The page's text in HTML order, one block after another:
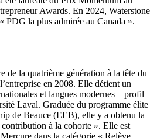
Awards. En 2024, Waterstone
PDG la plus admirée au Canada ».
de la quatrième génération à la tête du
en 2008. Elle détient un
et langues modernes – profil
Laval. Graduée du programme élite
de Beauce (EEB), elle y a obtenu la
à la cohorte ». Elle est
dans la catégorie « Relève –